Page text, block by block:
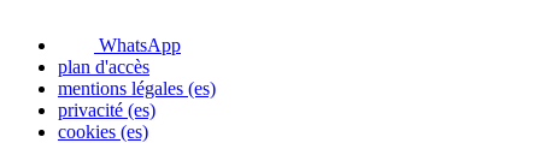
WhatsApp
plan d'accès
mentions légales (es)
privacité (es)
cookies (es)